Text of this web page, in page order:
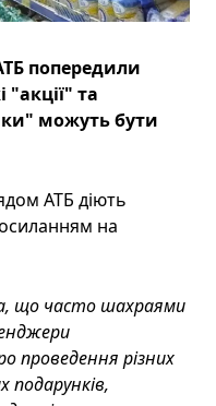
попередили
"акції" та
можуть бути
АТБ діють
на
що часто шахраями
проведення різних
подарунків,